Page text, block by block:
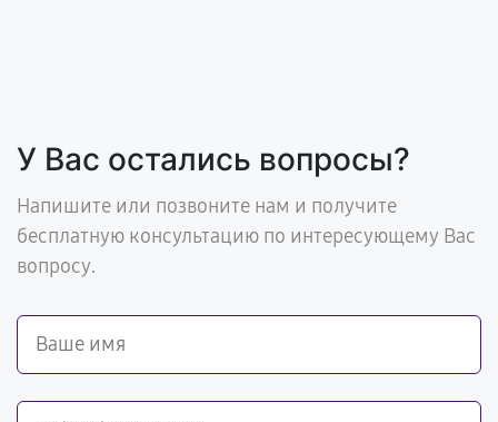
У Вас остались вопросы?
Напишите или позвоните нам и получите
бесплатную консультацию по интересующему Вас
вопросу.